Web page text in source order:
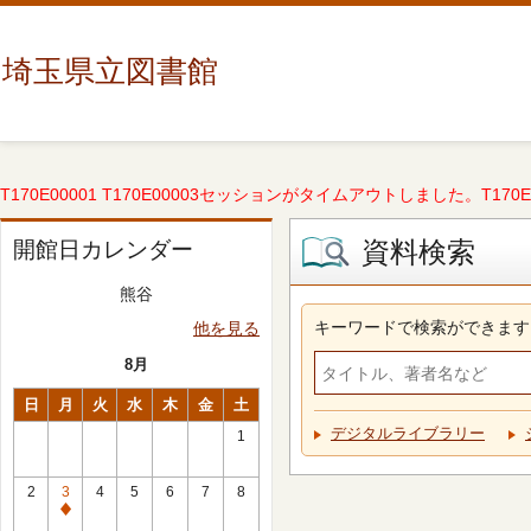
埼玉県立図書館
T170E00001 T170E00003セッションがタイムアウトしました。
開館日カレンダー
熊谷
他を見る
8月
日 月 火 水 木 金 土
1
2
3
休
4 5 6 7 8
資料検索
キーワードで検索ができます
デジタルライブラリー